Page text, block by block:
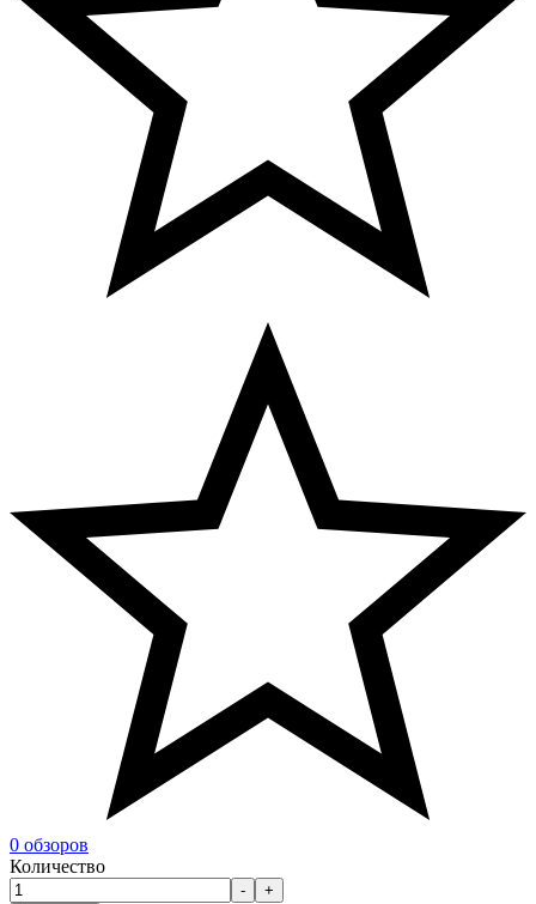
0 обзоров
Количество
-
+